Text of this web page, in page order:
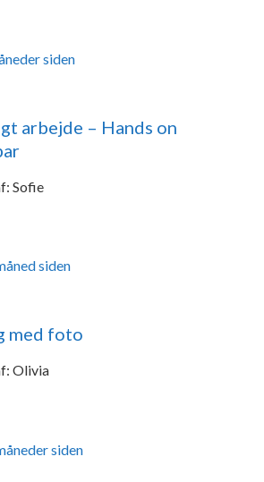
siden
arbejde – Hands on
Sofie
siden
med foto
Olivia
siden